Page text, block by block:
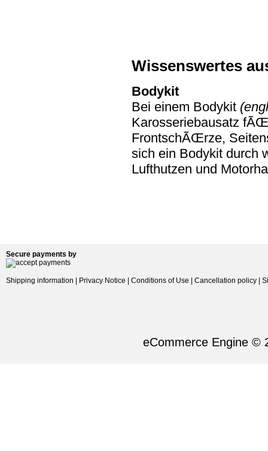
Wissenswertes
Bodykit
Bei einem Bodykit
Karosseriebausatz
FrontschÃŒrze,
sich ein Bodykit durch
Lufthutzen und
Secure payments by
Shipping information Privacy Notice Conditions of Use Cancellation policy
eCommerce Engine ©